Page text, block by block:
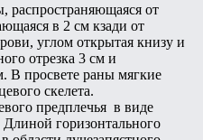
распространяющаяся от
в 2 см кзади от
углом открытая книзу и
отрезка 3 см и
В просвете раны мягкие
скелета.
предплечья в виде
горизонтального